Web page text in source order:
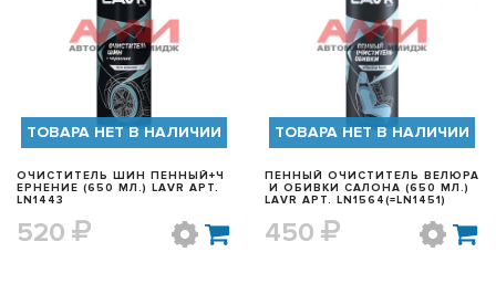
БЫСТРЫЙ ПРОСМОТР
ТОВАРА НЕТ В НАЛИЧИИ
ОЧИСТИТЕЛЬ ШИН ПЕННЫЙ+Ч
ЕРНЕНИЕ (650 МЛ.) LAVR АРТ.
LN1443
520
БЫСТРЫЙ ПРОСМОТР
ТОВАРА НЕТ В НАЛИЧИИ
ПЕННЫЙ ОЧИСТИТЕЛЬ ВЕЛЮРА
И ОБИВКИ САЛОНА (650 МЛ.)
LAVR АРТ. LN1564(=LN1451)
450